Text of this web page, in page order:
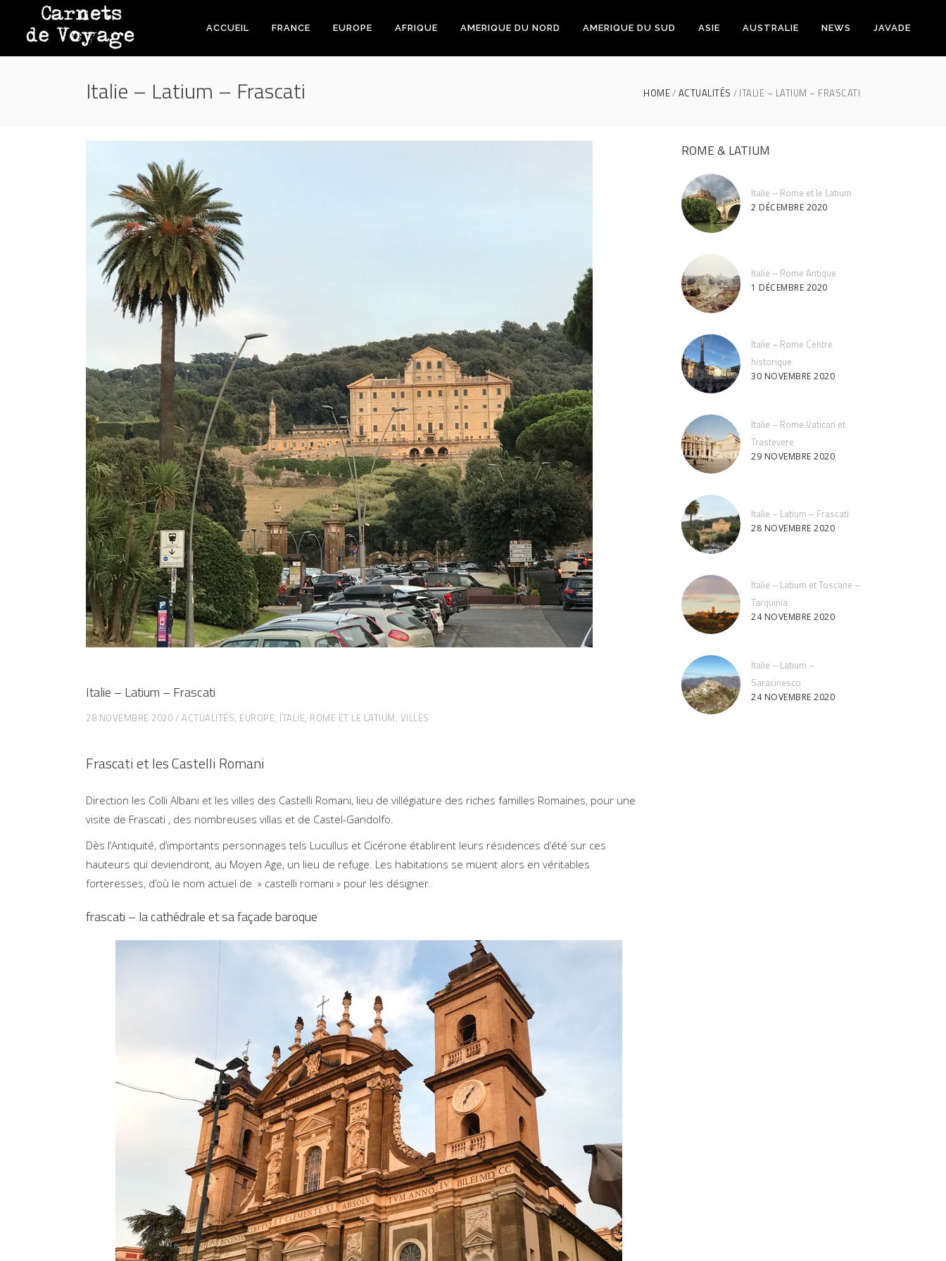
ACCUEIL FRANCE EUROPE AFRIQUE AMERIQUE DU NORD AMERIQUE DU SUD ASIE AUSTRALIE NEWS JAVADE
Italie – Latium – Frascati HOME ACTUALITÉS ITALIE – LATIUM – FRASCATI
Italie – Latium – Frascati
28 NOVEMBRE 2020 ACTUALITÉS, EUROPE, ITALIE, ROME ET LE LATIUM, VILLES
Frascati et les Castelli Romani
Direction les Colli Albani et les villes des Castelli Romani, lieu de villégiature des riches familles Romaines, pour une
visite de Frascati , des nombreuses villas et de Castel-Gandolfo.
Dès l’Antiquité, d’importants personnages tels Lucullus et Cicérone établirent leurs résidences d’été sur ces
hauteurs qui deviendront, au Moyen Age, un lieu de refuge. Les habitations se muent alors en véritables
forteresses, d’où le nom actuel de » castelli romani » pour les désigner.
frascati – la cathédrale et sa façade baroque
ROME & LATIUM
Italie – Rome et le Latium
2 DÉCEMBRE 2020
Italie – Rome Antique
1 DÉCEMBRE 2020
Italie – Rome Centre
historique
30 NOVEMBRE 2020
Italie – Rome Vatican et
Trastevere
29 NOVEMBRE 2020
Italie – Latium – Frascati
28 NOVEMBRE 2020
Italie – Latium et Toscane –
Tarquinia
24 NOVEMBRE 2020
Italie – Latium –
Saracinesco
24 NOVEMBRE 2020